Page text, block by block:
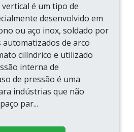
é um tipo de
desenvolvido em
ou aço inox, soldado por
automatizados de arco
cilíndrico e utilizado
interna de
de pressão é uma
indústrias que não
par...